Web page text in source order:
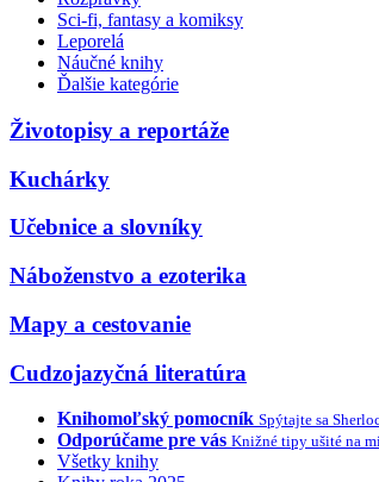
Sci-fi, fantasy a komiksy
Leporelá
Náučné knihy
Ďalšie kategórie
Životopisy a reportáže
Kuchárky
Učebnice a slovníky
Náboženstvo a ezoterika
Mapy a cestovanie
Cudzojazyčná literatúra
Knihomoľský pomocník Spýtajte sa
Odporúčame pre vás Knižné tipy ušité na
Všetky knihy